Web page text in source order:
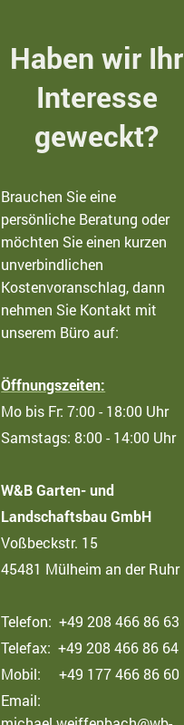
Haben wir Ihr
Interesse
geweckt?
Brauchen Sie eine
persönliche Beratung oder
möchten Sie einen kurzen
unverbindlichen
Kostenvoranschlag, dann
nehmen Sie Kontakt mit
unserem Büro auf:
Öffnungszeiten:
Mo bis Fr: 7:00 - 18:00 Uhr
Samstags: 8:00 - 14:00 Uhr
W&B Garten- und
Landschaftsbau GmbH
Voßbeckstr. 15
45481 Mülheim an der Ruhr
Telefon: +49 208 466 86 63
Telefax: +49 208 466 86 64
Mobil: +49 177 466 86 60
Email: